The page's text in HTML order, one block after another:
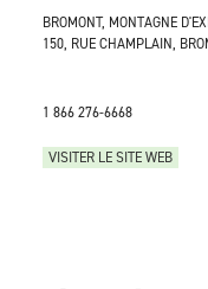
BROMONT, MONTAGNE
150, RUE CHAMPLAIN,
1 866 276-6668
VISITER LE SITE WEB